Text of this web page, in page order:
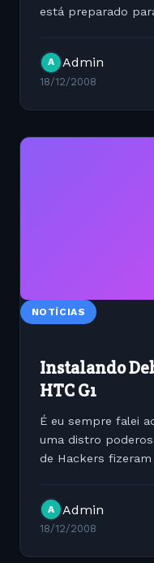
está preparado
A Admin
18/12/2008
NOTÍCIAS
Instalando
HTC G1
É eu sempre falei
uma distro
de Hackers
como cliquando no...
A Admin
18/12/2008